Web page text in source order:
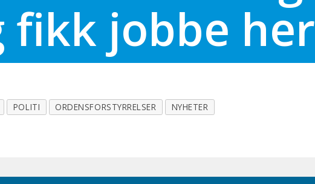
fikk jobbe her
POLITI ORDENSFORSTYRRELSER NYHETER